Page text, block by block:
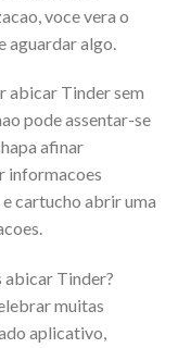
voce vera o
aguardar algo.
abicar Tinder sem
pode assentar-se
afinar
informacoes
cartucho abrir uma
abicar Tinder?
muitas
aplicativo,